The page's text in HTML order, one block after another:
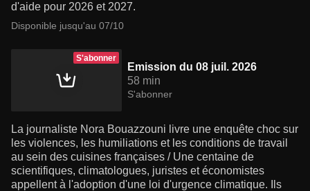
d'aide pour 2026 et 2027.
Disponible jusqu'au 07/10
S'abonner
Emission du 08 juil. 2026
58 min
S'abonner
La journaliste Nora Bouazzouni livre une enquête choc sur
les violences, les humiliations et les conditions de travail
au sein des cuisines françaises / Une centaine de
scientifiques, climatologues, juristes et économistes
appellent à l'adoption d'une loi d'urgence climatique. Ils